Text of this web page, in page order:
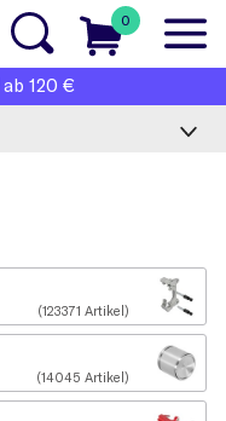
0
ab 120 €
(123371 Artikel)
(14045 Artikel)